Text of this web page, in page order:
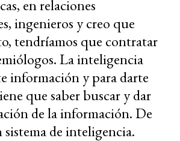
en relaciones
ingenieros y creo que
tendríamos que contratar
La inteligencia
información y para darte
que saber buscar y dar
de la información. De
sistema de inteligencia.